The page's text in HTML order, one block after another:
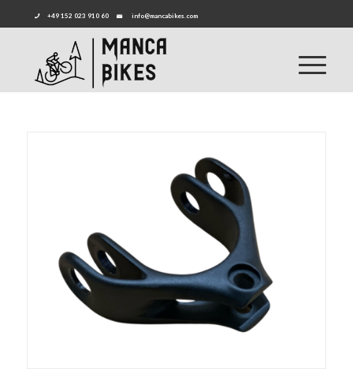
+49 152 023 910 60 info@mancabikes.com